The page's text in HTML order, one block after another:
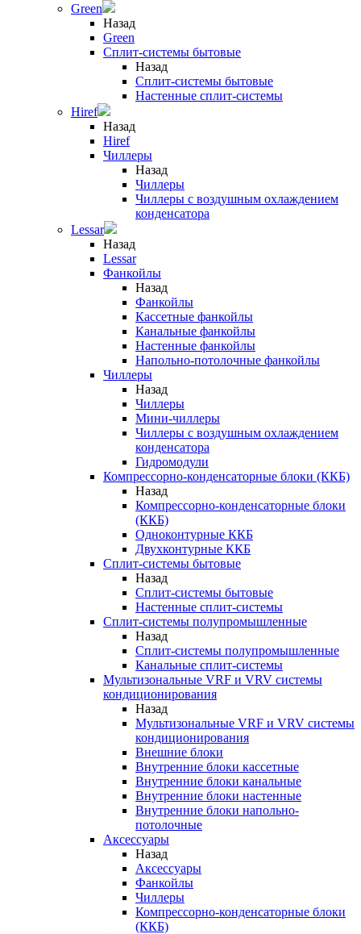
Green
Назад
Green
Сплит-системы бытовые
Назад
Сплит-системы бытовые
Настенные сплит-системы
Hiref
Назад
Hiref
Чиллеры
Назад
Чиллеры
Чиллеры с воздушным охлаждением
конденсатора
Lessar
Назад
Lessar
Фанкойлы
Назад
Фанкойлы
Кассетные фанкойлы
Канальные фанкойлы
Настенные фанкойлы
Напольно-потолочные фанкойлы
Чиллеры
Назад
Чиллеры
Мини-чиллеры
Чиллеры с воздушным охлаждением
конденсатора
Гидромодули
Компрессорно-конденсаторные блоки (ККБ)
Назад
Компрессорно-конденсаторные блоки
(ККБ)
Одноконтурные ККБ
Двухконтурные ККБ
Сплит-системы бытовые
Назад
Сплит-системы бытовые
Настенные сплит-системы
Сплит-системы полупромышленные
Назад
Сплит-системы полупромышленные
Канальные сплит-системы
Мультизональные VRF и VRV системы
кондиционирования
Назад
Мультизональные VRF и VRV системы
кондиционирования
Внешние блоки
Внутренние блоки кассетные
Внутренние блоки канальные
Внутренние блоки настенные
Внутренние блоки напольно-
потолочные
Аксессуары
Назад
Аксессуары
Фанкойлы
Чиллеры
Компрессорно-конденсаторные блоки
(ККБ)